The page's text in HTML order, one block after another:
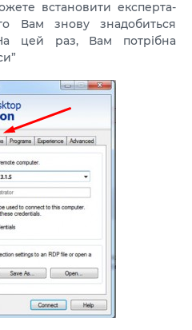
встановити експерта-
Вам знову знадобиться
цей раз, Вам потрібна